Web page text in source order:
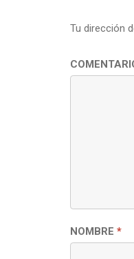
Tu dirección
NOMBRE *